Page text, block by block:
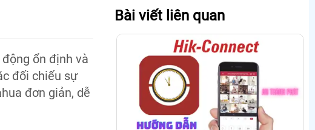
ổn định và
đối chiếu sự
đơn giản, dễ
Bài viết liên quan